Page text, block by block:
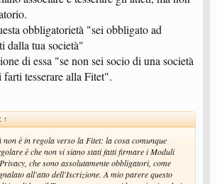
obbligatorietà "sei obbligato ad
dalla tua società"
di essa "se non sei socio di una società
tesserare alla Fitet".
↑
non è in regola verso la Fitet: la cosa comunque
è che non vi siano stati fatti firmare i Moduli
che sono assolutamente obbligatori, come
all'atto dell'Iscrizione. A mio parere questo